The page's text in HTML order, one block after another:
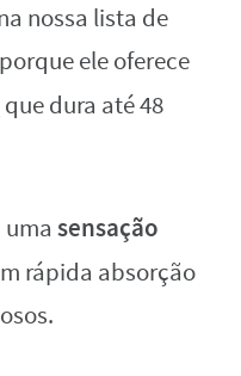
nossa lista de
ele oferece
que dura até 48
sensação
rápida absorção